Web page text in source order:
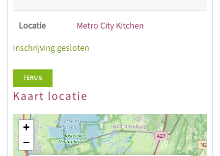
Locatie
Metro City Kitchen
Inschrijving gesloten
TERUG
Kaart locatie
+
−